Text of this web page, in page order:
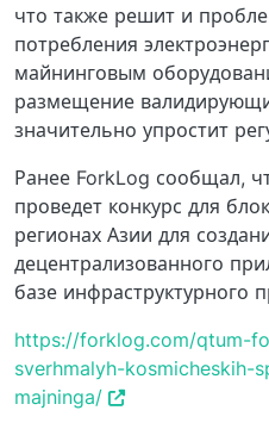
что также решит и
потребления
майнинговым
размещение
значительно упростит
Ранее ForkLog сообщал,
проведет конкурс для
регионах Азии для
децентрализованного
базе инфраструктурного
https://forklog.com/qtum-
sverhmalyh-kosmicheskih-
majninga/